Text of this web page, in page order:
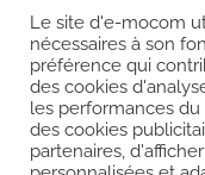
Site de WordPress-
Protection
Le site d'e-mocom
nécessaires à son
préférence qui
des cookies
les performances
des cookies
partenaires,